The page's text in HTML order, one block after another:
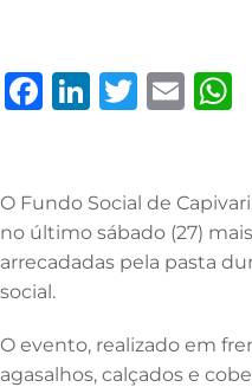
F
e
b
o
k
Li
e
dI
n
T
te
r
E
l
s
A
O Fundo Social de
no último sábado (27)
arrecadadas pela pasta
social.
O evento, realizado em
agasalhos, calçados e